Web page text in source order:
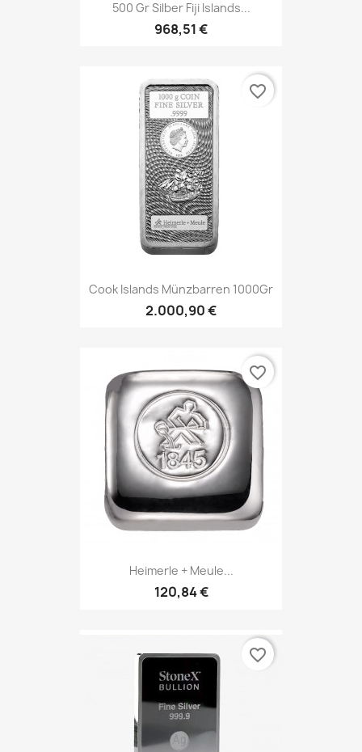
500 Gr Silber Fiji Islands...
968,51 €
Cook Islands Münzbarren 1000Gr
2.000,90 €
favorite_border
Heimerle + Meule...
120,84 €
favorite_border
favorite_border